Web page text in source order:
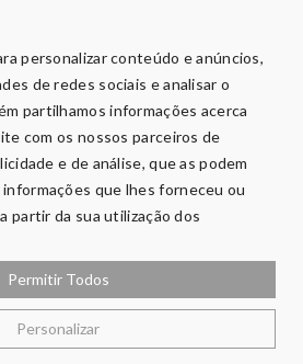
personalizar conteúdo e anúncios,
de redes sociais e analisar o
partilhamos informações acerca
com os nossos parceiros de
e de análise, que as podem
que lhes forneceu ou
partir da sua utilização dos
Permitir Todos
Personalizar
SEGURO
e Segurança